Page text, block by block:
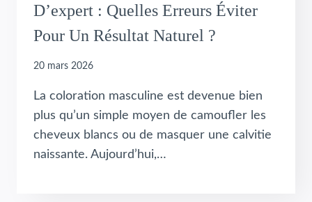
D’expert : Quelles Erreurs Éviter
Pour Un Résultat Naturel ?
20 mars 2026
La coloration masculine est devenue bien
plus qu’un simple moyen de camoufler les
cheveux blancs ou de masquer une calvitie
naissante. Aujourd’hui,…